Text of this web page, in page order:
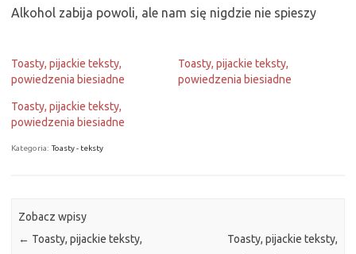
Alkohol zabija powoli, ale nam się nigdzie nie spieszy
Toasty, pijackie teksty,
powiedzenia biesiadne
Toasty, pijackie teksty,
powiedzenia biesiadne
Toasty, pijackie teksty,
powiedzenia biesiadne
Kategoria: Toasty - teksty
Zobacz wpisy
← Toasty, pijackie teksty,
Toasty, pijackie teksty,